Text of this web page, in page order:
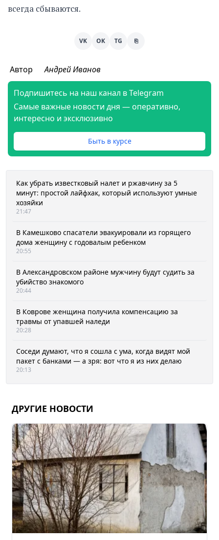
всегда сбываются.
VK OK TG ⎘
Автор Андрей Иванов
Подпишитесь на наш канал в Telegram
Самые важные новости дня — оперативно,
интересно и эксклюзивно
Быть в курсе
Как убрать известковый налет и ржавчину за 5
минут: простой лайфхак, который используют умные
хозяйки
21:47
В Камешково спасатели эвакуировали из горящего
дома женщину с годовалым ребенком
20:55
В Александровском районе мужчину будут судить за
убийство знакомого
20:44
В Коврове женщина получила компенсацию за
травмы от упавшей наледи
20:28
Соседи думают, что я сошла с ума, когда видят мой
пакет с банками — а зря: вот что я из них делаю
20:13
ДРУГИЕ НОВОСТИ